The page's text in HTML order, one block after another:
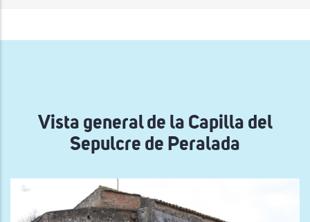
ayuda
Vista general de la Capilla del
Sepulcre de Peralada